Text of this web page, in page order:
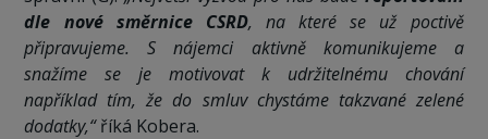
dle nové směrnice CSRD, na které se už poctivě
připravujeme. S nájemci aktivně komunikujeme a
snažíme se je motivovat k udržitelnému chování
například tím, že do smluv chystáme takzvané zelené
dodatky,“říká Kobera.